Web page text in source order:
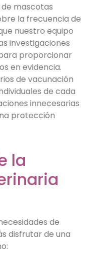
mascotas
la frecuencia de
nuestro equipo
investigaciones
proporcionar
en evidencia.
de vacunación
de cada
innecesarias
protección
la
de
disfrutar de una